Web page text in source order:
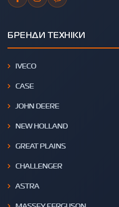
БРЕНДИ ТЕХНІКИ
IVECO
CASE
JOHN DEERE
NEW HOLLAND
GREAT PLAINS
CHALLENGER
ASTRA